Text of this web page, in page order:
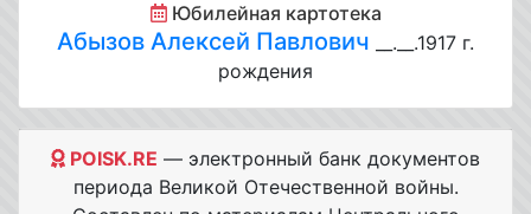
Юбилейная картотека
Абызов Алексей Павлович __.__.1917 г.
рождения
POISK.RE — электронный банк документов
периода Великой Отечественной войны.